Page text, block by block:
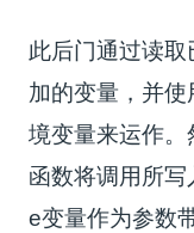
此后门通过读
加的变量，并
境变量来运作
函数将调用所
e变量作为参数